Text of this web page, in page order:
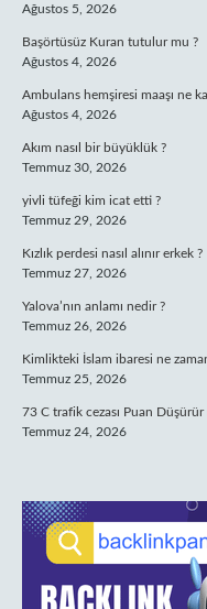
Ağustos 5, 2026
Başörtüsüz Kuran tutulur mu ?
Ağustos 4, 2026
Ambulans hemşiresi maaşı ne
Ağustos 4, 2026
Akım nasıl bir büyüklük ?
Temmuz 30, 2026
yivli tüfeği kim icat etti ?
Temmuz 29, 2026
Kızlık perdesi nasıl alınır erkek ?
Temmuz 27, 2026
Yalova’nın anlamı nedir ?
Temmuz 26, 2026
Kimlikteki İslam ibaresi ne zaman
Temmuz 25, 2026
73 C trafik cezası Puan Düşürür
Temmuz 24, 2026